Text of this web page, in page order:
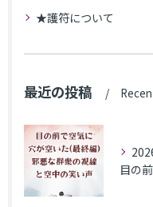
★護符について
最近の投稿